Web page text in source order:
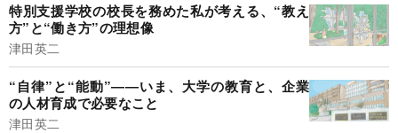
特別支援学校の校長を務めた私が考える、“教え
方”と“働き方”の理想像
津田英二
“自律”と“能動”――いま、大学の教育と、企業
の人材育成で必要なこと
津田英二